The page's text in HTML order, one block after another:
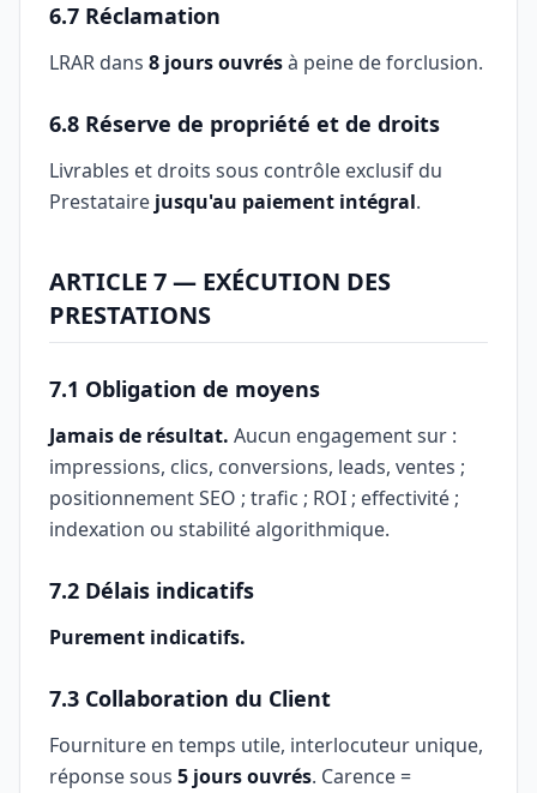
6.7 Réclamation
LRAR dans 8 jours ouvrésà peine de forclusion.
6.8 Réserve de propriété et de droits
Livrables et droits sous contrôle exclusif du
Prestataire jusqu'au paiement intégral.
ARTICLE 7 — EXÉCUTION DES
PRESTATIONS
7.1 Obligation de moyens
Jamais de résultat. Aucun engagement sur :
impressions, clics, conversions, leads, ventes ;
positionnement SEO ; trafic ; ROI ; effectivité ;
indexation ou stabilité algorithmique.
7.2 Délais indicatifs
Purement indicatifs.
7.3 Collaboration du Client
Fourniture en temps utile, interlocuteur unique,
réponse sous 5 jours ouvrés. Carence =